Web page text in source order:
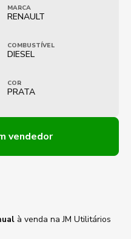
MARCA
RENAULT
COMBUSTÍVEL
DIESEL
COR
PRATA
vendedor
à venda na JM Utilitários